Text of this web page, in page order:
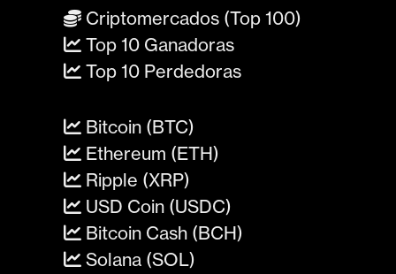
Criptomercados (Top 100)
Top 10 Ganadoras
Top 10 Perdedoras
Bitcoin (BTC)
Ethereum (ETH)
Ripple (XRP)
USD Coin (USDC)
Bitcoin Cash (BCH)
Solana (SOL)